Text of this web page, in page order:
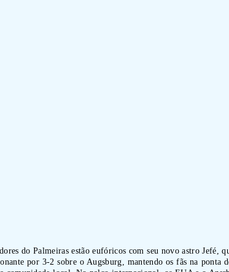
do Palmeiras estão eufóricos com seu novo astro Jefé,
por 3-2 sobre o Augsburg, mantendo os fãs na ponta